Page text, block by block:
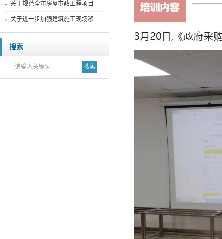
关于规范全市房屋市政工程项目
关于进一步加强建筑施工现场移
搜索